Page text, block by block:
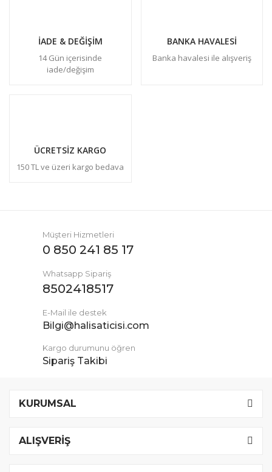
İADE & DEĞİŞİM
14 Gün içerisinde
iade/değişim
BANKA HAVALESİ
Banka havalesi ile alışveriş
ÜCRETSİZ KARGO
150 TL ve üzeri kargo bedava
Müşteri Hizmetleri
0 850 241 85 17
Whatsapp Sipariş
8502418517
E-Mail ile destek
Bilgi@halisaticisi.com
Kargo durumunu öğren
Sipariş Takibi
KURUMSAL
ALIŞVERİŞ